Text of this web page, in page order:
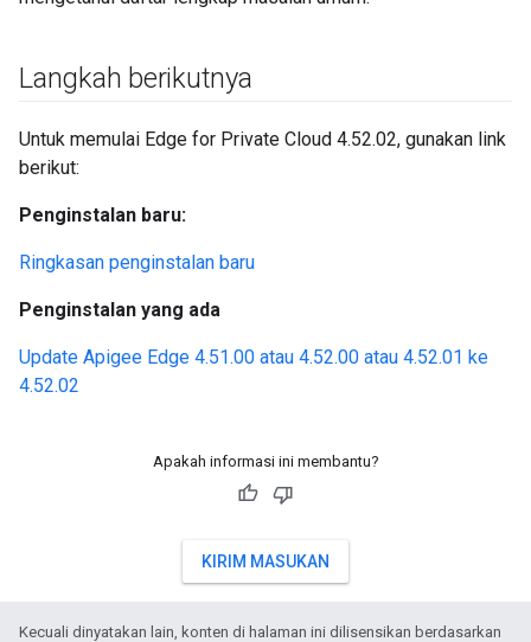
Langkah berikutnya
Untuk memulai Edge for Private Cloud 4.52.02, gunakan link
berikut:
Penginstalan baru:
Ringkasan penginstalan baru
Penginstalan yang ada
Update Apigee Edge 4.51.00 atau 4.52.00 atau 4.52.01 ke
4.52.02
Apakah informasi ini membantu?
KIRIM MASUKAN
Kecuali dinyatakan lain, konten di halaman ini dilisensikan berdasarkan